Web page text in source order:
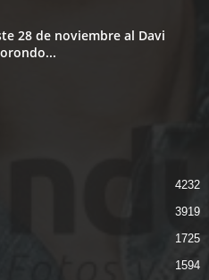
28 de noviembre al Davi
4232
3919
1725
1594